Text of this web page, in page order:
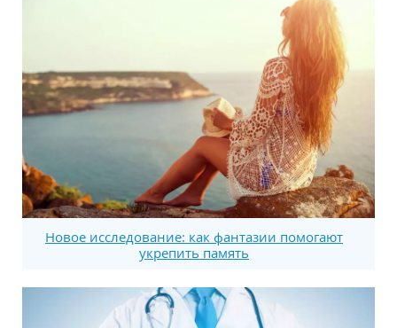
Новое исследование: как фантазии помогают
укрепить память